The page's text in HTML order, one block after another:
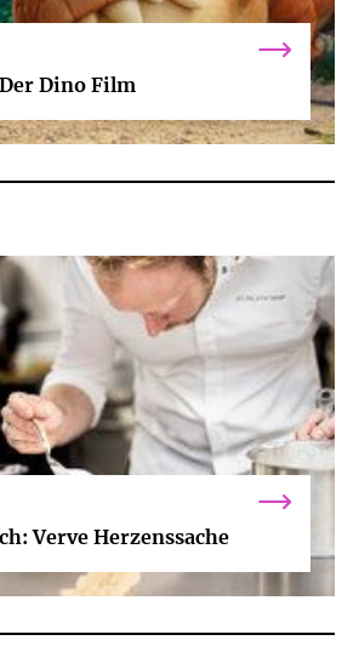
Dino Film
Verve Herzenssache